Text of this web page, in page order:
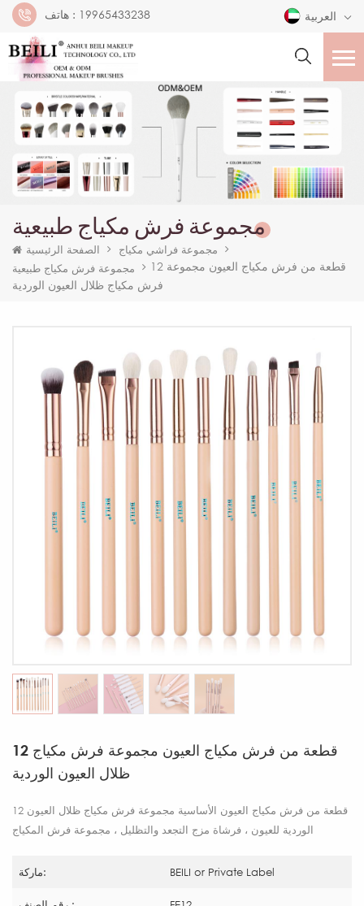
هاتف : 19965433238
مجموعة فرش مكياج طبيعية
الصفحة الرئيسية
مجموعة فراشي مكياج
مجموعة فرش مكياج طبيعية
12 قطعة من فرش مكياج العيون مجموعة
فرش مكياج ظلال العيون الوردية
12 قطعة من فرش مكياج العيون مجموعة فرش مكياج
ظلال العيون الوردية
12 قطعة من فرش مكياج العيون الأساسية مجموعة فرش مكياج ظلال العيون
الوردية للعيون ، فرشاة مزج التجعد والتظليل ، مجموعة فرش المكياج
ماركة: BEILI or Private Label